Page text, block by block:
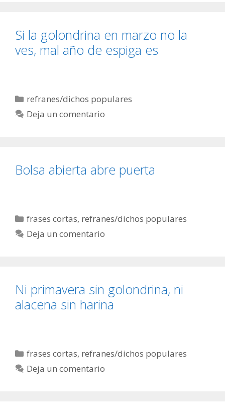
Si la golondrina en marzo no la
ves, mal año de espiga es
Categorías
refranes/dichos populares
Deja un comentario
Bolsa abierta abre puerta
Categorías
frases cortas, refranes/dichos populares
Deja un comentario
Ni primavera sin golondrina, ni
alacena sin harina
Categorías
frases cortas, refranes/dichos populares
Deja un comentario